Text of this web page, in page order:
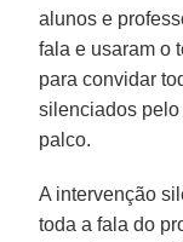
alunos e
fala e usaram o
para convidar
silenciados
palco.
A intervenção
toda a fala do